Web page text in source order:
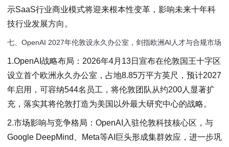
示SaaS行业商业模式将迎来根本性变革，影响未来十年科
技行业发展方向。
七、OpenAI 2027年伦敦设永久办公室，剑指欧洲AI人才与合规市场
1.OpenAI战略布局：2026年4月13日宣布在伦敦国王十字区
设立首个欧洲永久办公室，占地8.85万平方英尺，预计2027
年启用，可容纳544名员工，将伦敦团队从约200人显著扩
充，落实其将伦敦打造为美国以外最大研究中心的战略。
2.市场影响与竞争格局：OpenAI入驻伦敦科技核心区，与
Google DeepMind、Meta等AI巨头形成集群效应，进一步巩